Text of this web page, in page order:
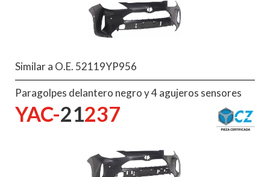
Similar a O.E. 52119YP956
Paragolpes delantero negro y 4 agujeros sensores
YAC-21237